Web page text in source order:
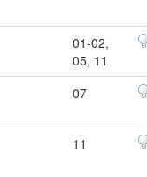
01-02,
05, 11
07
11